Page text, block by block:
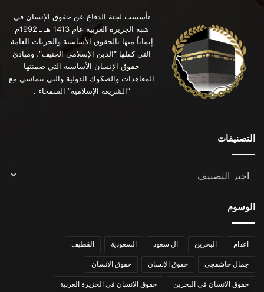
تأسست لجنة الدفاع عن حقوق الإنسان في
شبه الجزيرة العربية عام 1413 هـ ـ 1992م
إيماناً منها بالحقوق الأساسية والحريات العامة
التي كفلها “الدين الإسلامي الحنيف”، ومبادئ
حقوق الإنسان الأساسية التي ضمنتها
المعاهدات والصكوك الدولية والتي تتماشى مع
“الشريعة الإسلامية” السمحاء .
التصنيفات
التصنيفات
الوسوم
اعدام البحرين ال سعود السعودية القطيف
جمال خاشقجي حقوق الإنسان حقوق الانسان
حقوق الانسان في البحرين حقوق الانسان في الجزيرة العربية